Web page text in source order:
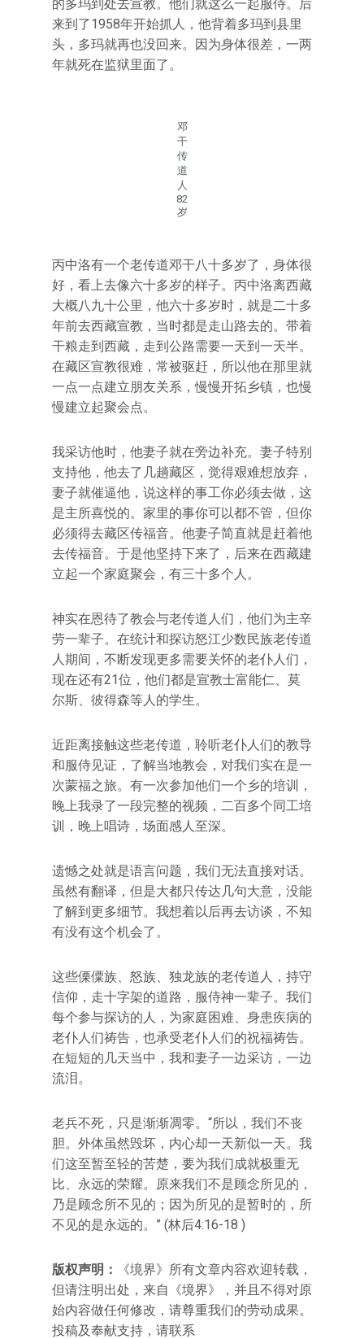
的多玛到处去宣教。他们就这么一起服侍。后
来到了1958年开始抓人，他背着多玛到县里
头，多玛就再也没回来。因为身体很差，一两
年就死在监狱里面了。
邓
干
传
道
人
82
岁
丙中洛有一个老传道邓干八十多岁了，身体很
好，看上去像六十多岁的样子。丙中洛离西藏
大概八九十公里，他六十多岁时，就是二十多
年前去西藏宣教，当时都是走山路去的。带着
干粮走到西藏，走到公路需要一天到一天半。
在藏区宣教很难，常被驱赶，所以他在那里就
一点一点建立朋友关系，慢慢开拓乡镇，也慢
慢建立起聚会点。
我采访他时，他妻子就在旁边补充。妻子特别
支持他，他去了几趟藏区，觉得艰难想放弃，
妻子就催逼他，说这样的事工你必须去做，这
是主所喜悦的。家里的事你可以都不管，但你
必须得去藏区传福音。他妻子简直就是赶着他
去传福音。于是他坚持下来了，后来在西藏建
立起一个家庭聚会，有三十多个人。
神实在恩待了教会与老传道人们，他们为主辛
劳一辈子。在统计和探访怒江少数民族老传道
人期间，不断发现更多需要关怀的老仆人们，
现在还有21位，他们都是宣教士富能仁、莫
尔斯、彼得森等人的学生。
近距离接触这些老传道，聆听老仆人们的教导
和服侍见证，了解当地教会，对我们实在是一
次蒙福之旅。有一次参加他们一个乡的培训，
晚上我录了一段完整的视频，二百多个同工培
训，晚上唱诗，场面感人至深。
遗憾之处就是语言问题，我们无法直接对话。
虽然有翻译，但是大都只传达几句大意，没能
了解到更多细节。我想着以后再去访谈，不知
有没有这个机会了。
这些傈僳族、怒族、独龙族的老传道人，持守
信仰，走十字架的道路，服侍神一辈子。我们
每个参与探访的人，为家庭困难、身患疾病的
老仆人们祷告，也承受老仆人们的祝福祷告。
在短短的几天当中，我和妻子一边采访，一边
流泪。
老兵不死，只是渐渐凋零。“所以，我们不丧
胆。外体虽然毁坏，内心却一天新似一天。我
们这至暂至轻的苦楚，要为我们成就极重无
比、永远的荣耀。原来我们不是顾念所见的，
乃是顾念所不见的；因为所见的是暂时的，所
不见的是永远的。” (林后4:16-18 )
版权声明：
《境界》所有文章内容欢迎转载，
但请注明出处，来自《境界》，并且不得对原
始内容做任何修改，请尊重我们的劳动成果。
投稿及奉献支持，请联系